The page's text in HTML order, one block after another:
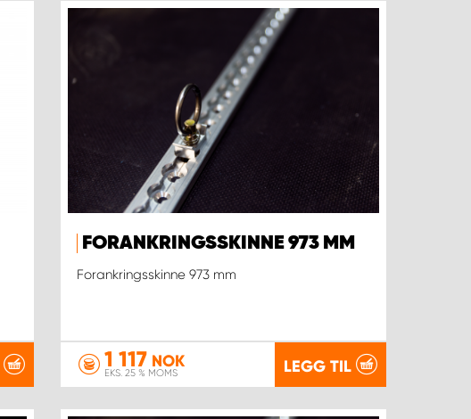
FORANKRINGSSKINNE 973 MM
Forankringsskinne 973 mm
1 117 NOK
EKS. 25 % MOMS LEGG TIL